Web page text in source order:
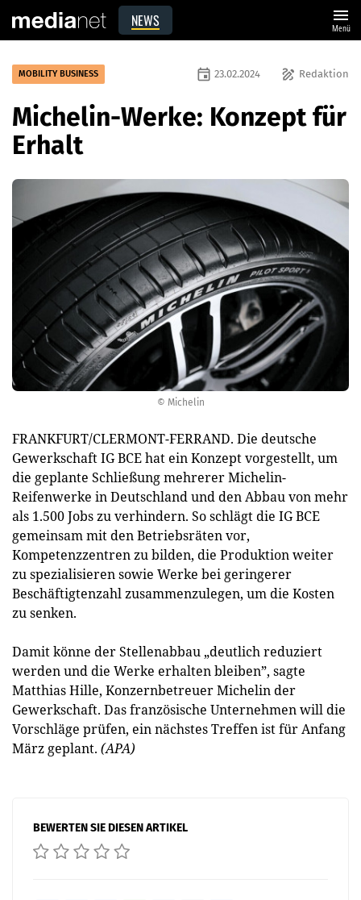
NEWS menu
Menü
© Michelin
MOBILITY BUSINESS draw Redaktion
event 23.02.2024
Michelin-Werke: Konzept für
Erhalt
FRANKFURT/CLERMONT-FERRAND. Die deutsche
Gewerkschaft IG BCE hat ein Konzept vorgestellt, um
die geplante Schließung mehrerer Michelin-
Reifenwerke in Deutschland und den Abbau von mehr
als 1.500 Jobs zu verhindern. So schlägt die IG BCE
gemeinsam mit den Betriebsräten vor,
Kompetenzzentren zu bilden, die Produktion weiter
zu spezialisieren sowie Werke bei geringerer
Beschäftigtenzahl zusammenzulegen, um die Kosten
zu senken.
Damit könne der Stellenabbau „deutlich reduziert
werden und die Werke erhalten bleiben”, sagte
Matthias Hille, Konzernbetreuer Michelin der
Gewerkschaft. Das französische Unternehmen will die
Vorschläge prüfen, ein nächstes Treffen ist für Anfang
März geplant. (APA)
BEWERTEN SIE DIESEN ARTIKEL